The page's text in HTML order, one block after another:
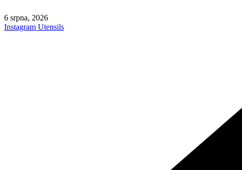
to
content
6 srpna, 2026
Instagram Utensils